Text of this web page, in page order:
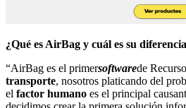
¿Qué es AirBag y cuál es su
“AirBag es el primersoftwarede
transporte, nosotros platicando del
el factor humano es el principal